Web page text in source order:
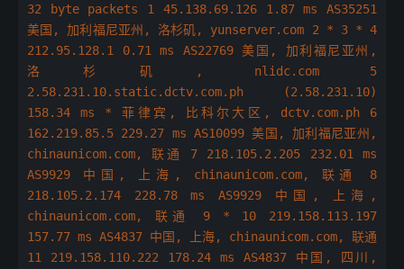
32 byte packets 1 45.138.69.126 1.87 ms AS35251
美国, 加利福尼亚州, 洛杉矶, yunserver.com 2 * 3 * 4
212.95.128.1 0.71 ms AS22769 美国, 加利福尼亚州,
洛杉矶, nlidc.com 5
2.58.231.10.static.dctv.com.ph (2.58.231.10)
158.34 ms * 菲律宾, 比科尔大区, dctv.com.ph 6
162.219.85.5 229.27 ms AS10099 美国, 加利福尼亚州,
chinaunicom.com, 联通 7 218.105.2.205 232.01 ms
AS9929 中国, 上海, chinaunicom.com, 联通 8
218.105.2.174 228.78 ms AS9929 中国, 上海,
chinaunicom.com, 联通 9 * 10 219.158.113.197
157.77 ms AS4837 中国, 上海, chinaunicom.com, 联通
11 219.158.110.222 178.24 ms AS4837 中国, 四川,